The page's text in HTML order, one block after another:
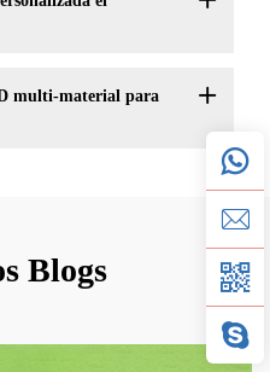
multi-material para
Blogs